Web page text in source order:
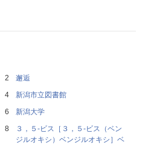
邂逅
新潟市立図書館
新潟大学
３，５‐ビス［３，５‐ビス（ベン
ジルオキシ）ベンジルオキシ］ベ